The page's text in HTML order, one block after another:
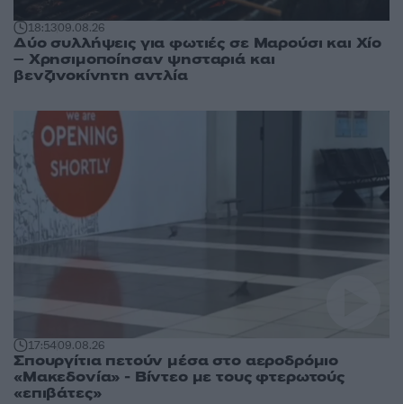
18:1309.08.26
Δύο συλλήψεις για φωτιές σε Μαρούσι και Χίο
– Χρησιμοποίησαν ψησταριά και
βενζινοκίνητη αντλία
17:5409.08.26
Σπουργίτια πετούν μέσα στο αεροδρόμιο
«Μακεδονία» - Βίντεο με τους φτερωτούς
«επιβάτες»